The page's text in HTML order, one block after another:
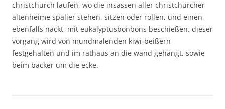
christchurch laufen, wo die insassen aller christchurcher
altenheime spalier stehen, sitzen oder rollen, und einen,
ebenfalls nackt, mit eukalyptusbonbons beschießen. dieser
vorgang wird von mundmalenden kiwi-beißern
festgehalten und im rathaus an die wand gehängt, sowie
beim bäcker um die ecke.